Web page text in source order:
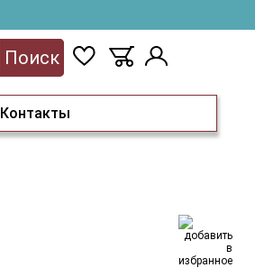
Контакты
Поиск